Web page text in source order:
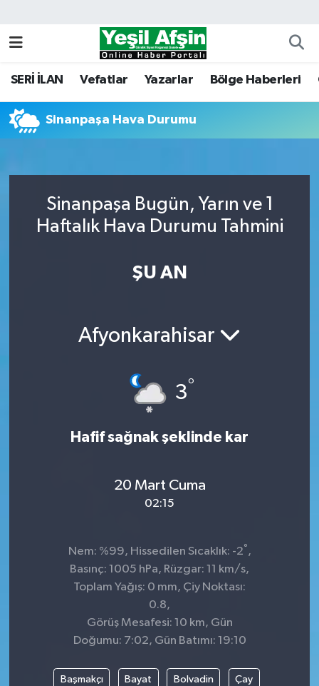
SERİ İLAN Vefatlar Yazarlar Bölge Haberleri
Sinanpaşa Hava Durumu
Sinanpaşa Bugün, Yarın ve 1
Haftalık Hava Durumu Tahmini
ŞU AN
Afyonkarahisar
3°
Hafif sağnak şeklinde kar
20 Mart Cuma
02:15
Nem: %99, Hissedilen Sıcaklık: -2°,
Basınç: 1005 hPa, Rüzgar: 11 km/s,
Toplam Yağış: 0 mm, Çiy Noktası:
0.8,
Görüş Mesafesi: 10 km, Gün
Doğumu: 7:02, Gün Batımı: 19:10
Başmakçı Bayat Bolvadin Çay
Kahramanmaraş Nöbetçi Eczaneler
Kahramanmaraş Namaz Vakitleri
Süper Lig Puan Durumu ve Fikstür
Tüm Manşetler
Son Dakika Haberleri